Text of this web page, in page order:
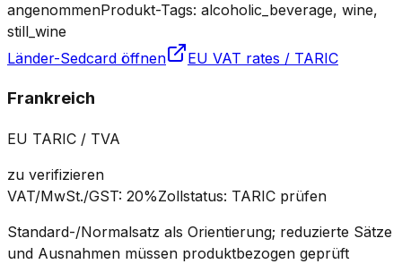
angenommenProdukt-Tags: alcoholic_beverage, wine,
still_wine
Länder-Sedcard öffnen
EU VAT rates / TARIC
Frankreich
EU TARIC / TVA
zu verifizieren
VAT/MwSt./GST: 20%Zollstatus: TARIC prüfen
Standard-/Normalsatz als Orientierung; reduzierte Sätze
und Ausnahmen müssen produktbezogen geprüft